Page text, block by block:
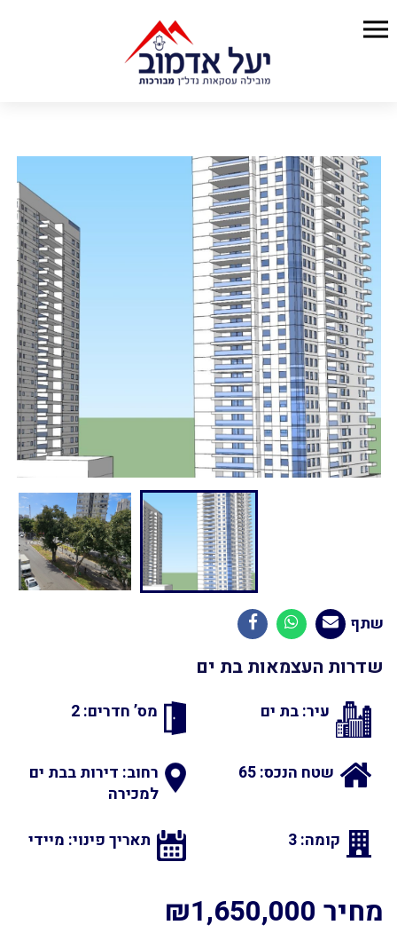
שדרות העצמאות בת ים
עיר: בת ים מס’ חדרים: 2
שטח הנכס: 65
רחוב: דירות בבת ים
למכירה
קומה: 3 תאריך פינוי: מיידי
מחיר ₪1,650,000
שתף